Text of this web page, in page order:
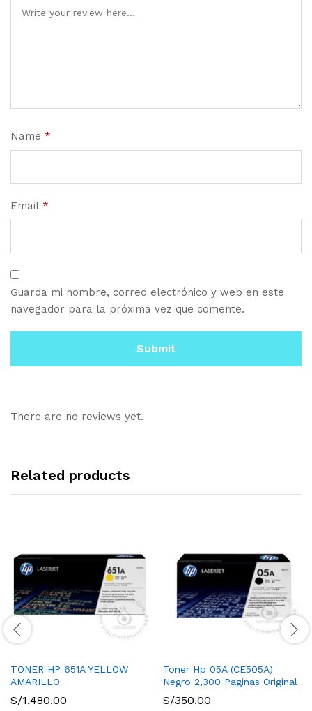
Name *
Email *
Guarda mi nombre, correo electrónico y web en este
navegador para la próxima vez que comente.
There are no reviews yet.
Related products
TONER HP 651A YELLOW
AMARILLO
S/1,480.00
Toner Hp 05A (CE505A)
Negro 2,300 Paginas Original
S/350.00